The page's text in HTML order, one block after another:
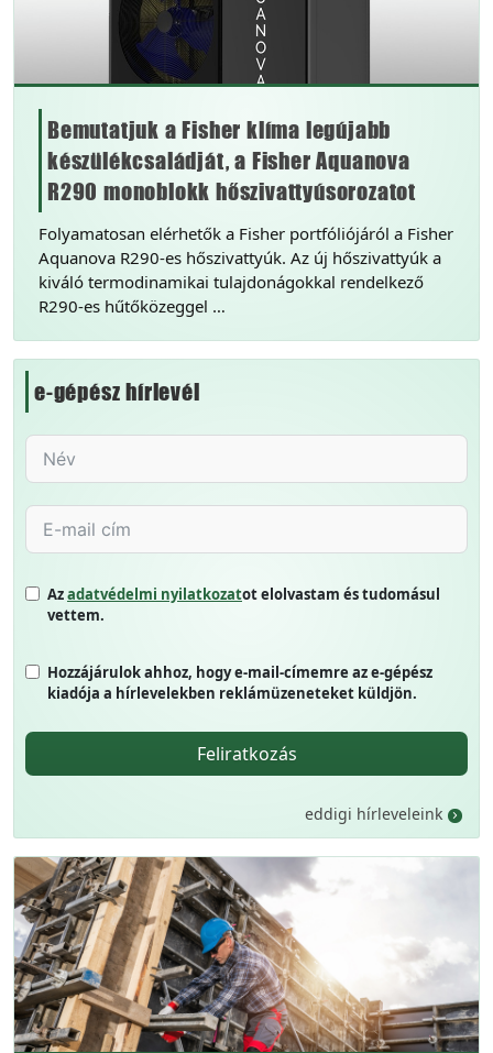
Bemutatjuk a Fisher klíma legújabb
készülékcsaládját, a Fisher Aquanova
R290 monoblokk hőszivattyúsorozatot
Folyamatosan elérhetők a Fisher portfóliójáról a Fisher
Aquanova R290-es hőszivattyúk. Az új hőszivattyúk a
kiváló termodinamikai tulajdonágokkal rendelkező
R290-es hűtőközeggel …
e-gépész hírlevél
Azadatvédelmi nyilatkozatot elolvastam és tudomásul
vettem.
Hozzájárulok ahhoz, hogy e-mail-címemre az e-gépész
kiadója a hírlevelekben reklámüzeneteket küldjön.
Feliratkozás
eddigi hírleveleink